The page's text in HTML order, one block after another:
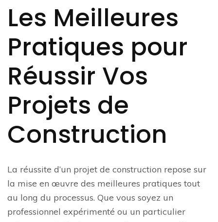
Les Meilleures
Pratiques pour
Réussir Vos
Projets de
Construction
La réussite d’un projet de construction repose sur
la mise en œuvre des meilleures pratiques tout
au long du processus. Que vous soyez un
professionnel expérimenté ou un particulier